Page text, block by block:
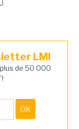
LMI
de 50 000